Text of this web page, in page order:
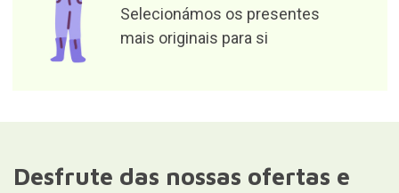
Selecionámos os presentes
mais originais para si
Desfrute das nossas ofertas e